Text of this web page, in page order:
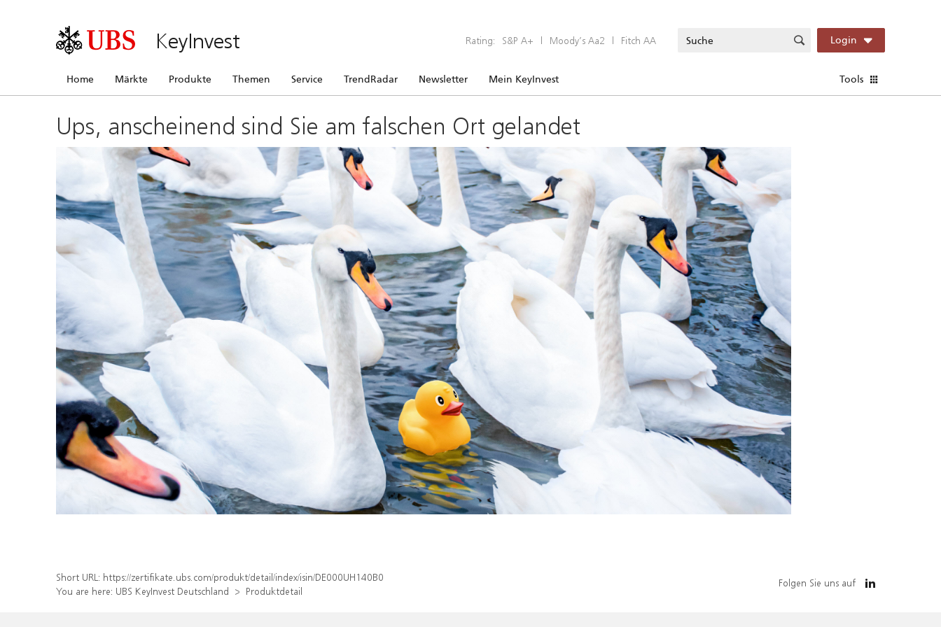
KeyInvest Rating: S&P A+ | Moody’s Aa2 | Fitch AA Login
Home Märkte Produkte Themen Service TrendRadar Newsletter Mein KeyInvest Tools
Ups, anscheinend sind Sie am falschen Ort gelandet
Short URL: https://zertifikate.ubs.com/produkt/detail/index/isin/DE000UH140B0
You are here: UBS KeyInvest Deutschland Produktdetail
Folgen Sie uns auf